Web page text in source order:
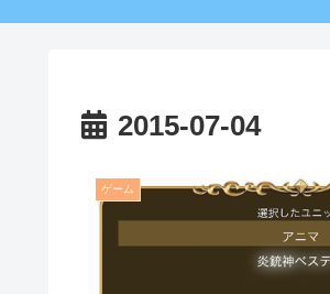
2015-07-04
ゲーム